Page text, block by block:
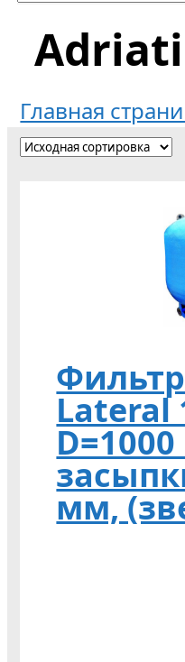
Главная
Lateral
мм,